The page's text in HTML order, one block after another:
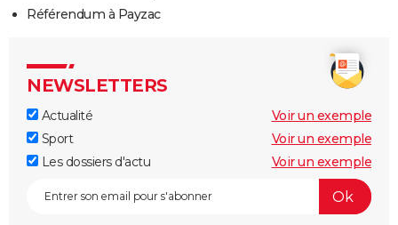
Référendum à Payzac
NEWSLETTERS
Actualité
Voir un exemple
Sport
Voir un exemple
Les dossiers d'actu
Voir un exemple